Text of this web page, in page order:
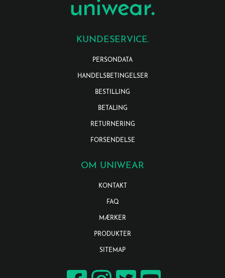
KUNDESERVICE.
PERSONDATA
HANDELSBETINGELSER
BESTILLING
BETALING
RETURNERING
FORSENDELSE
OM UNIWEAR
KONTAKT
FAQ
MÆRKER
PRODUKTER
SITEMAP